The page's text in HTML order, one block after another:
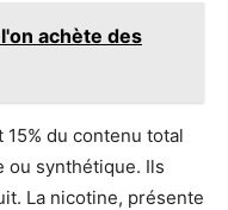
achète des
du contenu total
ou synthétique. Ils
La nicotine, présente